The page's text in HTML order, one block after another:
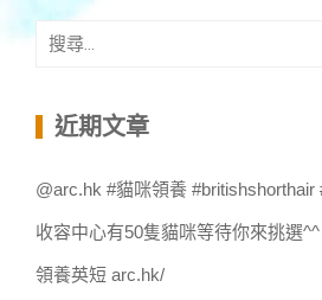
搜
鍵 近期文章
@arc.hk #貓咪領養 #britishshorthair
收容中心有50隻貓咪等待你來挑選^^
領養英短 arc.hk/